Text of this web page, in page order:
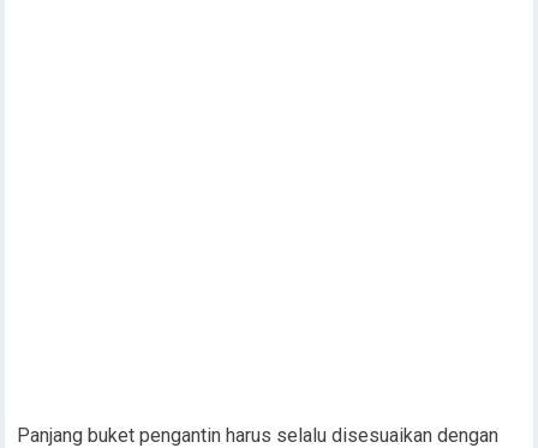
Panjang buket pengantin harus selalu disesuaikan dengan